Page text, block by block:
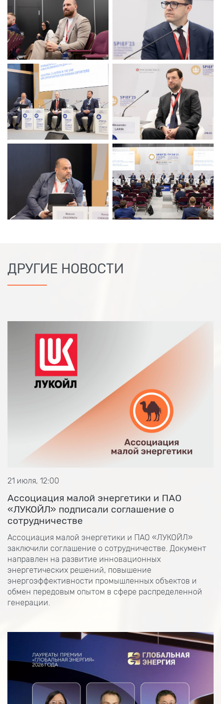
ДРУГИЕ НОВОСТИ
21 июля, 12:00
Ассоциация малой энергетики и ПАО
«ЛУКОЙЛ» подписали соглашение о
сотрудничестве
Ассоциация малой энергетики и ПАО «ЛУКОЙЛ»
заключили соглашение о сотрудничестве. Документ
направлен на развитие инновационных
энергетических решений, повышение
энергоэффективности промышленных объектов и
обмен передовым опытом в сфере распределенной
генерации.